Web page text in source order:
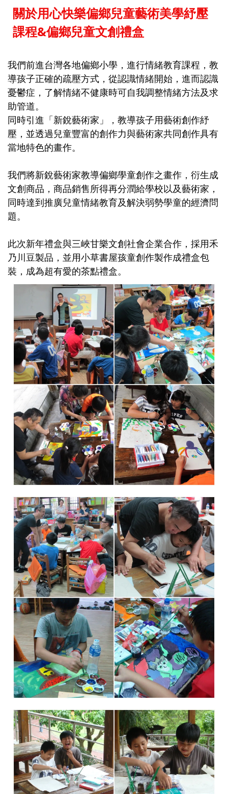
關於用心快樂偏鄉兒童藝術美學紓壓
課程&偏鄉兒童文創禮盒
我們前進台灣各地偏鄉小學，進行情緒教育課程，教
導孩子正確的疏壓方式，從認識情緒開始，進而認識
憂鬱症，了解情緒不健康時可自我調整情緒方法及求
助管道。
同時引進「新銳藝術家」，教導孩子用藝術創作紓
壓，並透過兒童豐富的創作力與藝術家共同創作具有
當地特色的畫作。​
我們將新銳藝術家教導偏鄉學童創作之畫作，衍生成
文創商品，商品銷售所得再分潤給學校以及藝術家，
同時達到推廣兒童情緒教育及解決弱勢學童的經濟問
題。​
此次新年禮盒與三峽甘樂文創社會企業合作，採用禾
乃川豆製品，並用小草書屋孩童創作製作成禮盒包
裝，成為超有愛的茶點禮盒。